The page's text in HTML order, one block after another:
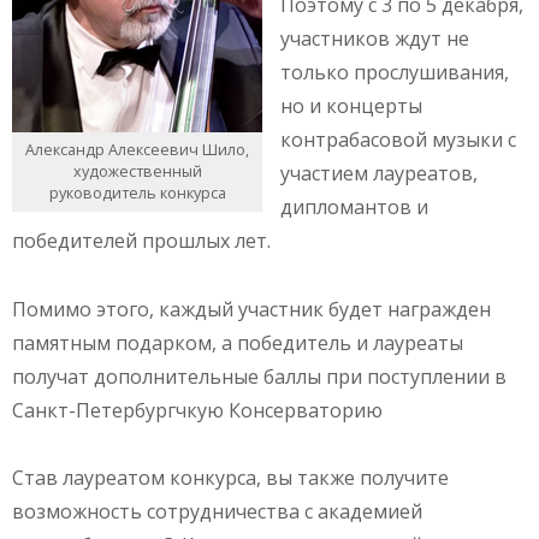
Александр Алексеевич Шило,
художественный
руководитель конкурса
участников ждут не
только прослушивания,
но и концерты
контрабасовой музыки с
участием лауреатов,
дипломантов и
победителей прошлых лет.
Помимо этого, каждый участник будет награжден
памятным подарком, а победитель и лауреаты
получат дополнительные баллы при поступлении в
Санкт-Петербургчкую Консерваторию
Став лауреатом конкурса, вы также получите
возможность сотрудничества с академией